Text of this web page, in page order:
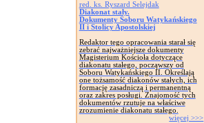
red. ks. Ryszard Selejdak
Diakonat stały.
Dokumenty Soboru Watykańskiego
II i Stolicy Apostolskiej
Redaktor tego opracowania starał się
zebrać najważniejsze dokumenty
Magisterium Kościoła dotyczące
diakonatu stałego, począwszy od
Soboru Watykańskiego II. Określają
one tożsamość diakonów stałych, ich
formację zasadniczą i permanentną
oraz zakres posługi. Znajomość tych
dokumentów rzutuje na właściwe
zrozumienie diakonatu stałego.
więcej >>>